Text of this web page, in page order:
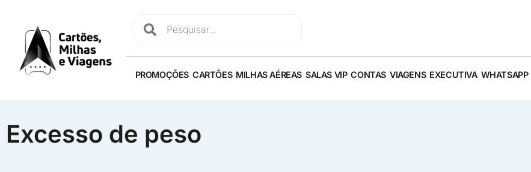
PROMOÇÕES CARTÕES MILHAS AÉREAS SALAS VIP CONTAS VIAGENS EXECUTIVA WHATSAPP
Excesso de peso